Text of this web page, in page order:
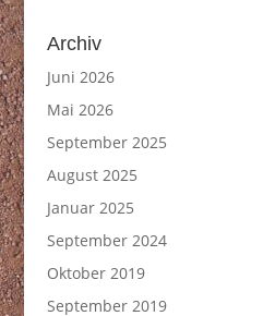
Archiv
Juni 2026
Mai 2026
September 2025
August 2025
Januar 2025
September 2024
Oktober 2019
September 2019